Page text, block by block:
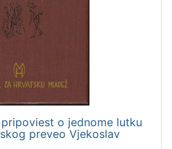
o jednome lutku
preveo Vjekoslav